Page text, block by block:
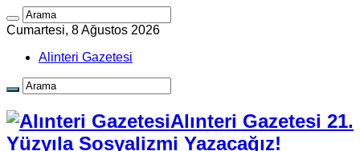
Cumartesi, 8 Ağustos 2026
Alinteri Gazetesi
Alınteri Gazetesi 21.
Yüzyıla Sosyalizmi Yazacağız!